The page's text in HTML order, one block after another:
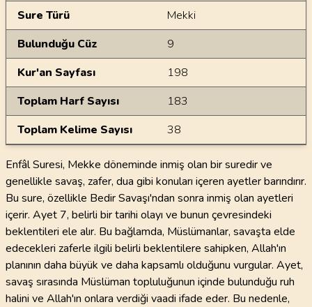
Sure Türü
Mekki
Bulunduğu Cüz
9
Kur'an Sayfası
198
Toplam Harf Sayısı
183
Toplam Kelime Sayısı
38
Enfâl Suresi, Mekke döneminde inmiş olan bir suredir ve
genellikle savaş, zafer, dua gibi konuları içeren ayetler barındırır.
Bu sure, özellikle Bedir Savaşı'ndan sonra inmiş olan ayetleri
içerir. Ayet 7, belirli bir tarihi olayı ve bunun çevresindeki
beklentileri ele alır. Bu bağlamda, Müslümanlar, savaşta elde
edecekleri zaferle ilgili belirli beklentilere sahipken, Allah'ın
planının daha büyük ve daha kapsamlı olduğunu vurgular. Ayet,
savaş sırasında Müslüman topluluğunun içinde bulunduğu ruh
halini ve Allah'ın onlara verdiği vaadi ifade eder. Bu nedenle,